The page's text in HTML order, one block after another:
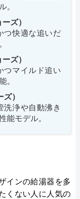
。
ズ）
つ快適な追いだ
ズ）
つマイルド追い
。
）
洗浄や自動沸き
能モデル。
インの給湯器を多
くない人に人気の